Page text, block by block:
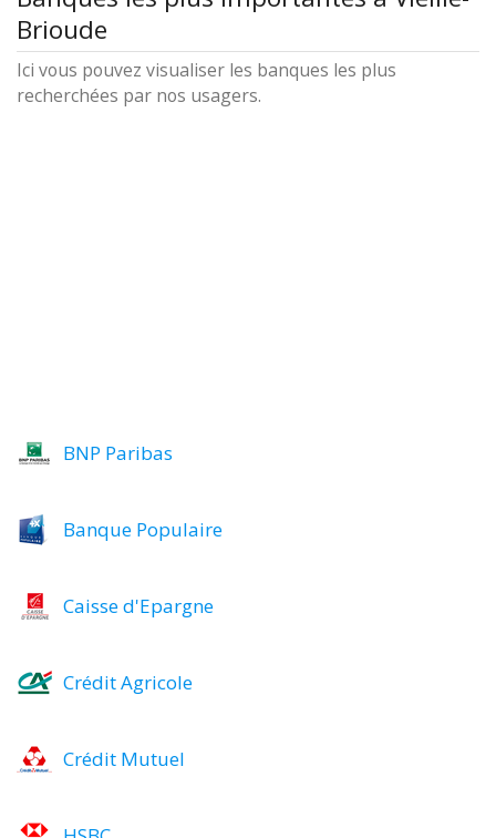
Brioude
Ici vous pouvez visualiser les banques les plus
recherchées par nos usagers.
BNP Paribas
Banque Populaire
Caisse d'Epargne
Crédit Agricole
Crédit Mutuel